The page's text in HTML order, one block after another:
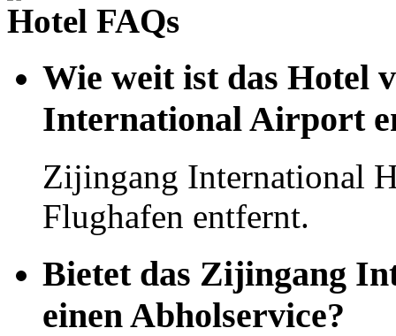
Hotel FAQs
Wie weit ist das Hotel
International Airport
Zijingang International
Flughafen entfernt.
Bietet das Zijingang
einen Abholservice?